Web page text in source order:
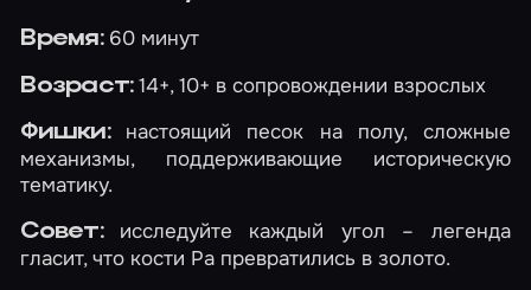
Время:60 минут
Возраст:14+, 10+ в сопровождении взрослых
Фишки:настоящий песок на полу, сложные
механизмы, поддерживающие историческую
тематику.
Совет:исследуйте каждый угол – легенда
гласит, что кости Ра превратились в золото.